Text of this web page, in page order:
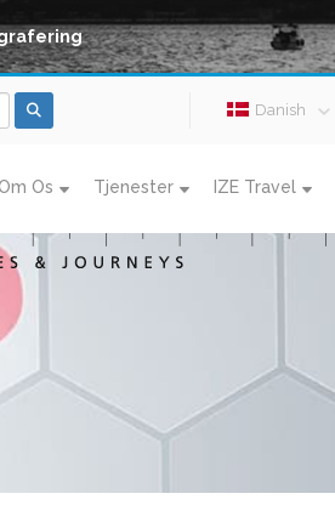
Danish
Om Os Tjenester IZE Travel